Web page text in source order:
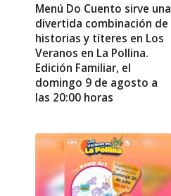
Menú Do Cuento sirve una
divertida combinación de
historias y títeres en Los
Veranos en La Pollina.
Edición Familiar, el
domingo 9 de agosto a
las 20:00 horas